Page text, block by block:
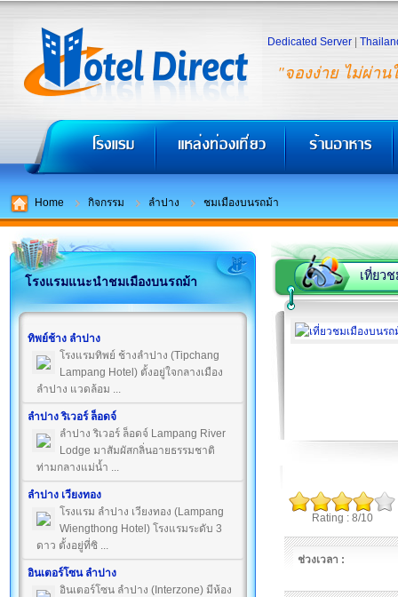
"จองง่าย ไม่ผ่าน
Dedicated Server
Home กิจกรรม ลำปาง ชมเมืองบนรถม้า
โรงแรมแนะนำชมเมืองบนรถม้า
ทิพย์ช้าง ลำปาง
โรงแรมทิพย์ ช้างลำปาง (Tipchang
Lampang Hotel) ตั้งอยู่ใจกลางเมือง
ลำปาง แวดล้อม ...
ลำปาง ริเวอร์ ล็อดจ์
ลำปาง ริเวอร์ ล็อดจ์ Lampang River
Lodge มาสัมผัสกลิ่นอายธรรมชาติ
ท่ามกลางแม่น้ำ ...
ลำปาง เวียงทอง
โรงแรม ลำปาง เวียงทอง (Lampang
Wiengthong Hotel) โรงแรมระดับ 3
ดาว ตั้งอยู่ที่ซิ ...
อินเตอร์โซน ลำปาง
อินเตอร์โซน ลำปาง (Interzone) มีห้อง
เที่ยว
Rating : 8/10
ช่วงเวลา :